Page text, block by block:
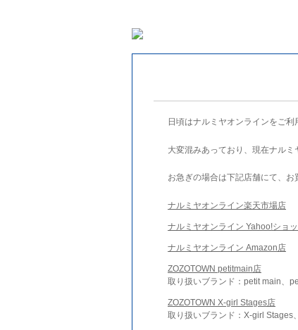
日頃はナルミヤオンラインをご利
大変混みあっており、現在ナルミ
お急ぎの場合は下記店舗にて、お
ナルミヤオンライン楽天市場店
ナルミヤオンライン Yahoo!ショ
ナルミヤオンライン Amazon店
ZOZOTOWN petitmain店
取り扱いブランド：petit main、
ZOZOTOWN X-girl Stages店
取り扱いブランド：X-girl Stages